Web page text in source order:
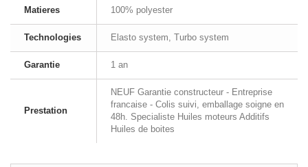
Matieres 100% polyester
Technologies Elasto system, Turbo system
Garantie 1 an
Prestation
NEUF Garantie constructeur - Entreprise
francaise - Colis suivi, emballage soigne en
48h. Specialiste Huiles moteurs Additifs
Huiles de boites